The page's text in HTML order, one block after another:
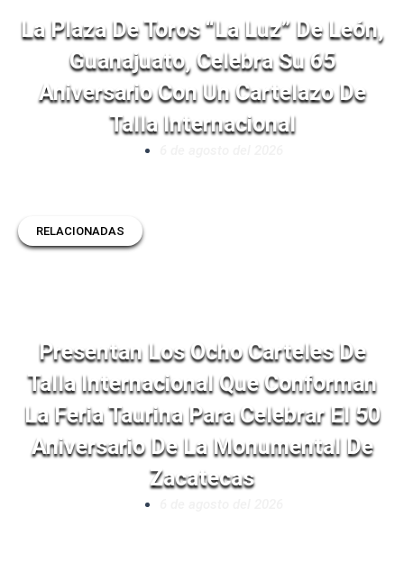
La Plaza De Toros “La Luz” De León,
Guanajuato, Celebra Su 65
Aniversario Con Un Cartelazo De
Talla Internacional
RELACIONADAS
Presentan Los Ocho Carteles De
Talla Internacional Que Conforman
La Feria Taurina Para Celebrar El 50
Aniversario De La Monumental De
Zacatecas